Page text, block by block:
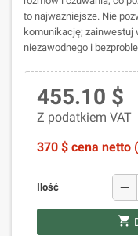
to najważniejsze. Nie
komunikację; zainwestuj
niezawodnego i
455.10 $
Z podatkiem VAT
370 $ cena netto
Ilość remove
shopping_cart